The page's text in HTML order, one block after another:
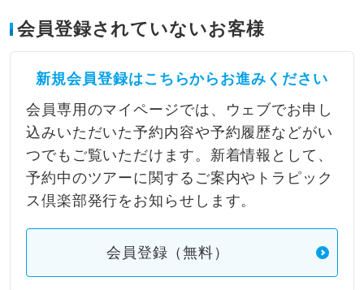
会員登録されていないお客様
新規会員登録はこちらからお進みください
会員専用のマイページでは、ウェブでお申し
込みいただいた予約内容や予約履歴などがい
つでもご覧いただけます。新着情報として、
予約中のツアーに関するご案内やトラピック
ス倶楽部発行をお知らせします。
会員登録（無料）